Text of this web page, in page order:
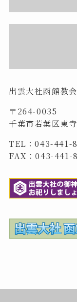
出雲大社函館教
〒264-0035
千葉市若葉区東
TEL：043-441-
FAX：043-441-